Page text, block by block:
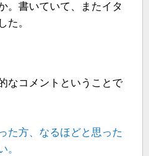
。書いていて、またイタ
た。
なコメントということで
た方、なるほどと思った
。